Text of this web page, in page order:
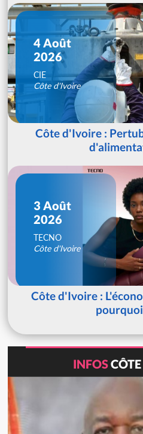
4 Août
2026
CIE
Côte d'Ivoire
Côte d'Ivoire :
3 Août
2026
TECNO
Côte d'Ivoire
Côte d'Ivoire :
pourquoi
INFOS